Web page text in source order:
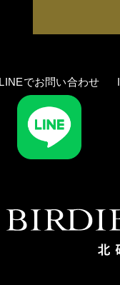
LINEでお問い合わせ